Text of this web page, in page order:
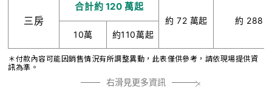
三房
合計約 120 萬起
約 72 萬起
約 288
10萬
約110萬起
＊付款內容可能因銷售情況有所調整異動，此表僅供參考，請依現場提供資
訊為準。
右滑見更多資訊